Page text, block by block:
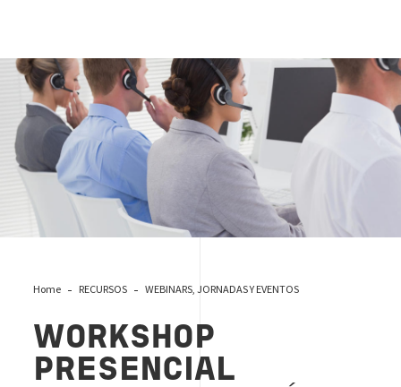
workshop Ley Atencion a la Clientela
Home RECURSOS WEBINARS, JORNADAS Y EVENTOS
WORKSHOP
PRESENCIAL